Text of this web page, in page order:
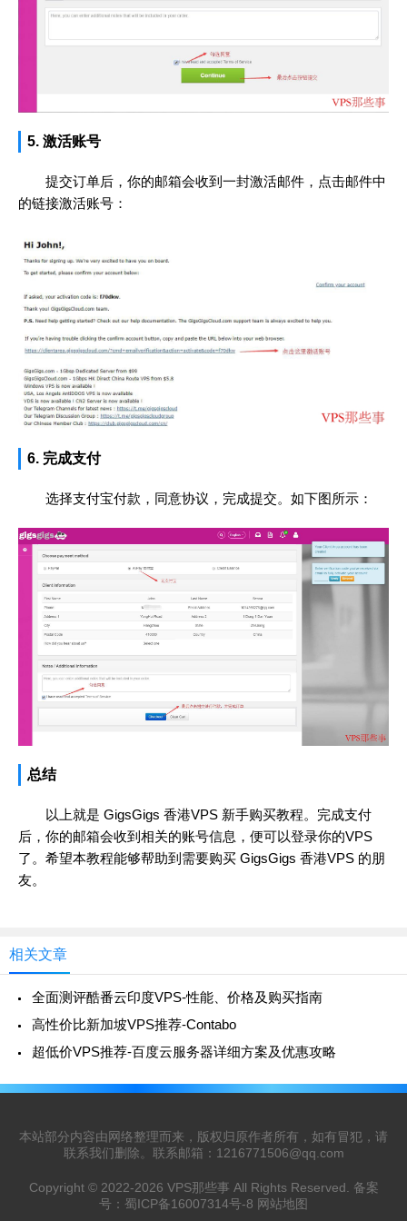
5. 激活账号
提交订单后，你的邮箱会收到一封激活邮件，点击邮件中
的链接激活账号：
6. 完成支付
选择支付宝付款，同意协议，完成提交。如下图所示：
总结
以上就是 GigsGigs 香港VPS 新手购买教程。完成支付
后，你的邮箱会收到相关的账号信息，便可以登录你的VPS
了。希望本教程能够帮助到需要购买 GigsGigs 香港VPS 的朋
友。
相关文章
全面测评酷番云印度VPS-性能、价格及购买指南
高性价比新加坡VPS推荐-Contabo
超低价VPS推荐-百度云服务器详细方案及优惠攻略
本站部分内容由网络整理而来，版权归原作者所有，如有冒犯，请
联系我们删除。联系邮箱： 1216771506@qq.com
Copyright © 2022-2026 VPS那些事 All Rights Reserved. 备案
号： 蜀ICP备16007314号-8 网站地图